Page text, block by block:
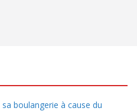
boulangerie à cause du